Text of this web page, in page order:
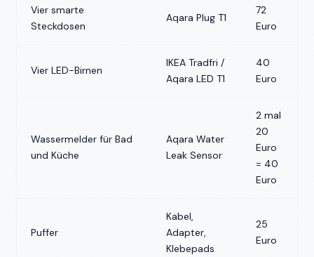
Vier smarte
Steckdosen
Aqara Plug T1
72
Euro
Vier LED-Birnen
IKEA Tradfri /
Aqara LED T1
40
Euro
Wassermelder für Bad
und Küche
Aqara Water
Leak Sensor
2 mal
20
Euro
= 40
Euro
Puffer
Kabel,
Adapter,
Klebepads
25
Euro